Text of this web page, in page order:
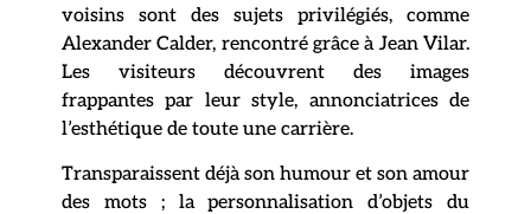
voisins sont des sujets privilégiés, comme
Alexander Calder, rencontré grâce à Jean Vilar.
Les visiteurs découvrent des images
frappantes par leur style, annonciatrices de
l’esthétique de toute une carrière.
Transparaissent déjà son humour et son amour
des mots ; la personnalisation d’objets du